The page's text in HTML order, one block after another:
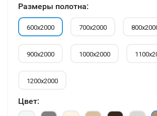
Размеры полотна:
600х2000 700х2000
900х2000 1000х2000
1200х2000
Цвет: